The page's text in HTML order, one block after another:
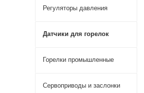
Регуляторы давления
Датчики для горелок
Горелки промышленные
Сервоприводы и заслонки